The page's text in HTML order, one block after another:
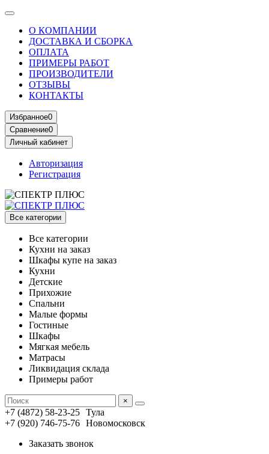
О КОМПАНИИ
ДОСТАВКА И СБОРКА
ОПЛАТА
ПРИМЕРЫ РАБОТ
ПРОИЗВОДИТЕЛИ
ОТЗЫВЫ
КОНТАКТЫ
Избранное0
Сравнение0
Личный кабинет
Авторизация
Регистрация
Все категории
Все категории
Кухни на заказ
Шкафы купе на заказ
Кухни
Детские
Прихожие
Спальни
Малые формы
Гостиные
Шкафы
Мягкая мебель
Матрасы
Ликвидация склада
Примеры работ
×
+7 (4872) 58-23-25 Тула
+7 (920) 746-75-76 Новомосковск
Заказать звонок